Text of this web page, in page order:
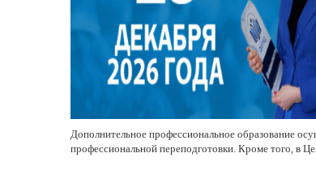
Дополнительное профессиональное образование
профессиональной переподготовки. Кроме того, в